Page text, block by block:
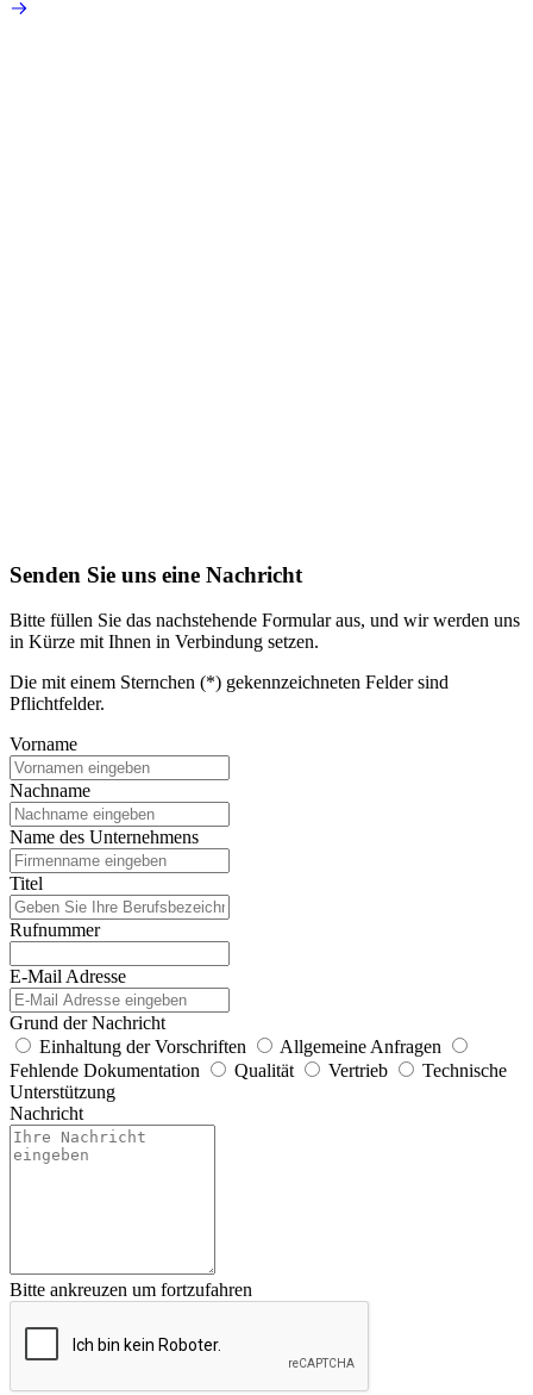
Senden Sie uns eine Nachricht
Bitte füllen Sie das nachstehende Formular aus, und wir werden uns
in Kürze mit Ihnen in Verbindung setzen.
Die mit einem Sternchen (*) gekennzeichneten Felder sind
Pflichtfelder.
Vorname
Nachname
Name des Unternehmens
Titel
Rufnummer
E-Mail Adresse
Grund der Nachricht
Einhaltung der Vorschriften
Allgemeine Anfragen
Fehlende Dokumentation
Qualität Vertrieb
Technische
Unterstützung
Nachricht
Bitte ankreuzen um fortzufahren